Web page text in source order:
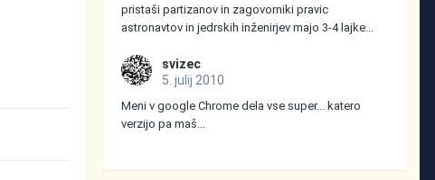
pristaši partizanov in zagovorniki pravic
astronavtov in jedrskih inženirjev majo 3-4 lajke...
svizec
5. julij 2010
Meni v google Chrome dela vse super... katero
verzijo pa maš...